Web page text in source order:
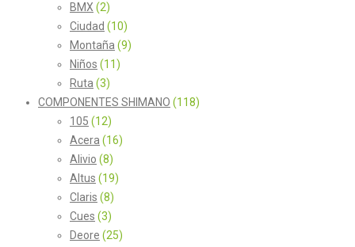
BMX (2)
Ciudad (10)
Montaña (9)
Niños (11)
Ruta (3)
COMPONENTES SHIMANO (118)
105 (12)
Acera (16)
Alivio (8)
Altus (19)
Claris (8)
Cues (3)
Deore (25)